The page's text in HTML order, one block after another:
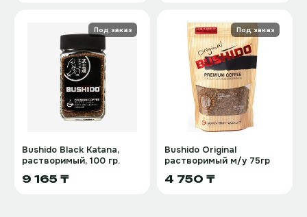
Под заказ
Bushido Black Katana,
растворимый, 100 гр.
9 165 ₸
Под заказ
Bushido Original
растворимый м/у 75гр
4 750 ₸